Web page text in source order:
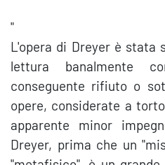
"
L'opera di Dreyer è stata
lettura banalmente
conseguente rifiuto o
opere, considerate a
apparente minor
Dreyer, prima che un